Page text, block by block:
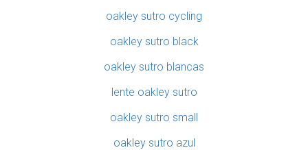
oakley sutro cycling
oakley sutro black
oakley sutro blancas
lente oakley sutro
oakley sutro small
oakley sutro azul